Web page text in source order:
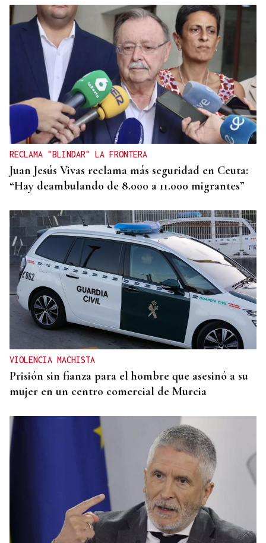
RECLAMA "BLINDAR" LA FRONTERA
Juan Jesús Vivas reclama más seguridad en Ceuta:
“Hay deambulando de 8.000 a 11.000 migrantes”
VIOLENCIA MACHISTA
Prisión sin fianza para el hombre que asesinó a su
mujer en un centro comercial de Murcia